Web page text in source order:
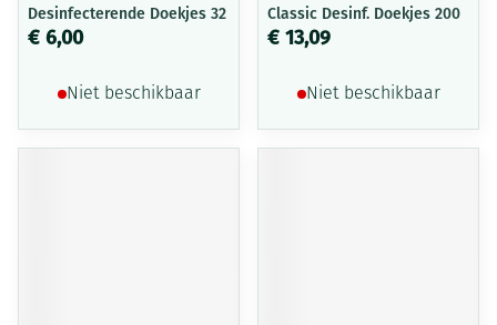
Desinfecterende Doekjes 32
€ 6,00
Niet beschikbaar
Classic Desinf. Doekjes 200
€ 13,09
Niet beschikbaar